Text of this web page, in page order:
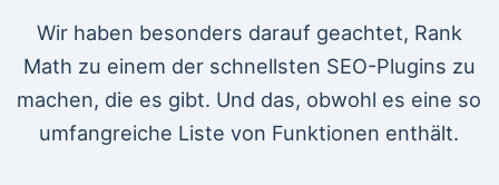
Wir haben besonders darauf geachtet, Rank
Math zu einem der schnellsten SEO-Plugins zu
machen, die es gibt. Und das, obwohl es eine so
umfangreiche Liste von Funktionen enthält.